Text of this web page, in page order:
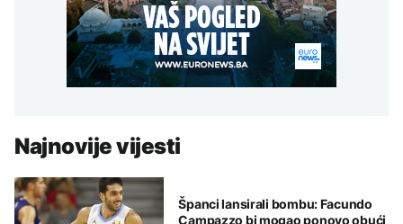
Najnovije vijesti
Španci lansirali bombu: Facundo
Campazzo bi mogao ponovo obući